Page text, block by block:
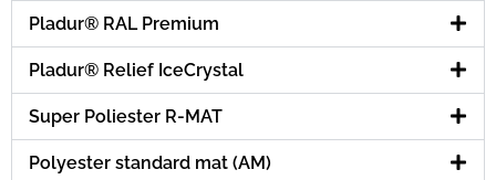
Pladur® RAL Premium
Pladur® Relief IceCrystal
Super Poliester R-MAT
Polyester standard mat (AM)